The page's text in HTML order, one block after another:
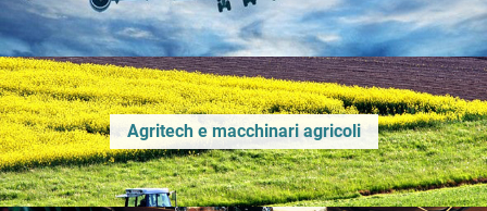
Agritech e macchinari agricoli